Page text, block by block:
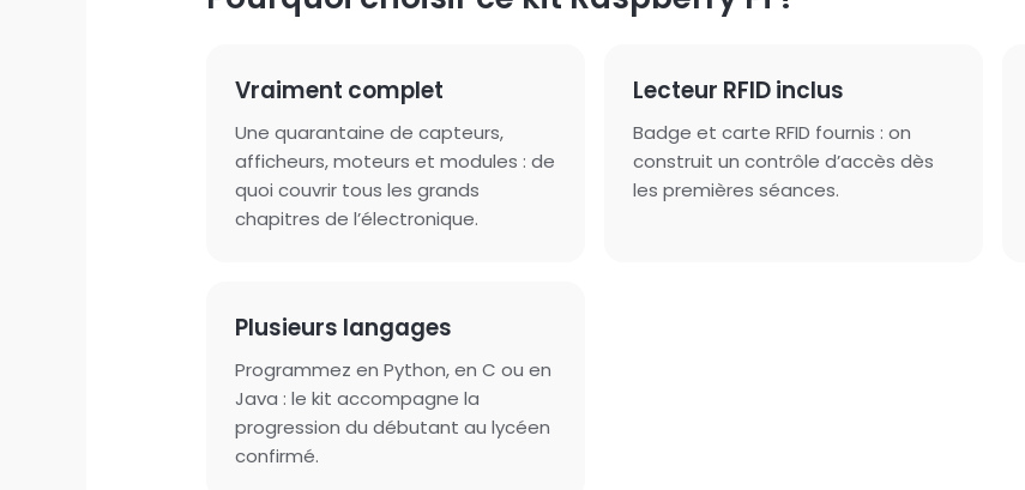
Vraiment complet
Une quarantaine de capteurs,
afficheurs, moteurs et modules : de
quoi couvrir tous les grands
chapitres de l’électronique.
Lecteur RFID inclus
Badge et carte RFID fournis : on
construit un contrôle d’accès dès
les premières séances.
Plusieurs langages
Programmez en Python, en C ou en
Java : le kit accompagne la
progression du débutant au lycéen
confirmé.